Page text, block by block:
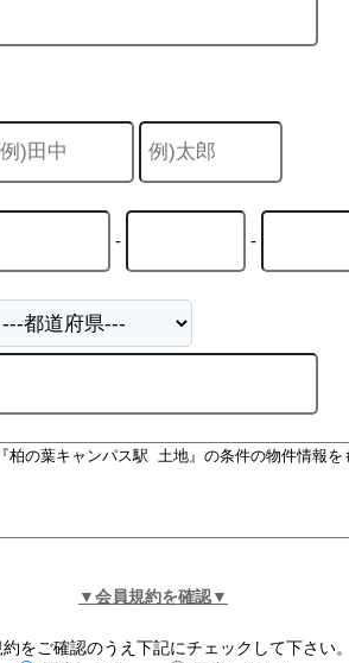
- -
▼会員規約を確認▼
をご確認のうえ下記にチェックして下さい。